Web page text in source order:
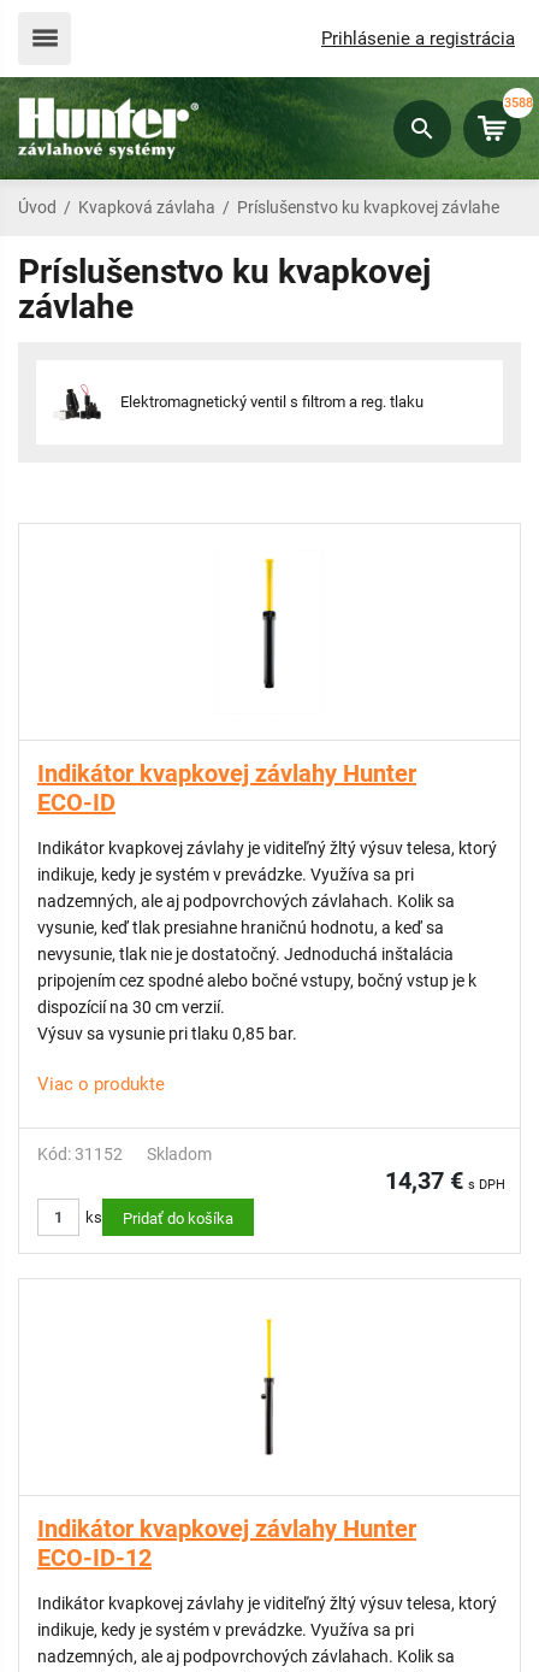
Prihlásenie a registrácia
3588
Úvod / Kvapková závlaha / Príslušenstvo ku kvapkovej závlahe
Príslušenstvo ku kvapkovej
závlahe
Elektromagnetický ventil s filtrom a reg. tlaku
Indikátor kvapkovej závlahy Hunter
ECO-ID
Indikátor kvapkovej závlahy je viditeľný žltý výsuv telesa, ktorý
indikuje, kedy je systém v prevádzke. Využíva sa pri
nadzemných, ale aj podpovrchových závlahach. Kolik sa
vysunie, keď tlak presiahne hraničnú hodnotu, a keď sa
nevysunie, tlak nie je dostatočný. Jednoduchá inštalácia
pripojením cez spodné alebo bočné vstupy, bočný vstup je k
dispozícií na 30 cm verzií.
Výsuv sa vysunie pri tlaku 0,85 bar.
Viac o produkte
Kód: 31152 Skladom
14,37 € s DPH
ks Pridať do košíka
Indikátor kvapkovej závlahy Hunter
ECO-ID-12
Indikátor kvapkovej závlahy je viditeľný žltý výsuv telesa, ktorý
indikuje, kedy je systém v prevádzke. Využíva sa pri
nadzemných, ale aj podpovrchových závlahach. Kolik sa